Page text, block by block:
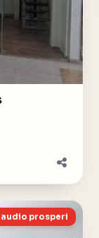
prosperi